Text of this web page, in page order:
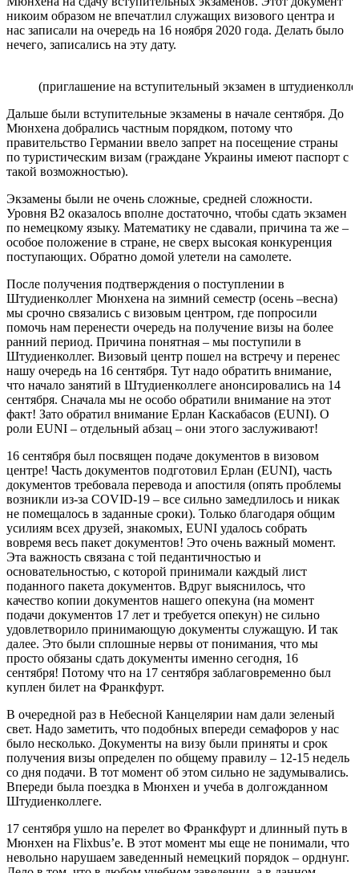
никоим образом не впечатлил служащих визового центра и
нас записали на очередь на 16 ноября 2020 года. Делать было
нечего, записались на эту дату.
(приглашение на вступительный экзамен в
Дальше были вступительные экзамены в начале сентября. До
Мюнхена добрались частным порядком, потому что
правительство Германии ввело запрет на посещение страны
по туристическим визам (граждане Украины имеют паспорт с
такой возможностью).
Экзамены были не очень сложные, средней сложности.
Уровня B2 оказалось вполне достаточно, чтобы сдать экзамен
по немецкому языку. Математику не сдавали, причина та же –
особое положение в стране, не сверх высокая конкуренция
поступающих. Обратно домой улетели на самолете.
После получения подтверждения о поступлении в
Штудиенколлег Мюнхена на зимний семестр (осень –весна)
мы срочно связались с визовым центром, где попросили
помочь нам перенести очередь на получение визы на более
ранний период. Причина понятная – мы поступили в
Штудиенколлег. Визовый центр пошел на встречу и перенес
нашу очередь на 16 сентября. Тут надо обратить внимание,
что начало занятий в Штудиенколлеге анонсировались на 14
сентября. Сначала мы не особо обратили внимание на этот
факт! Зато обратил внимание Ерлан Каскабасов (EUNI). О
роли EUNI – отдельный абзац – они этого заслуживают!
16 сентября был посвящен подаче документов в визовом
центре! Часть документов подготовил Ерлан (EUNI), часть
документов требовала перевода и апостиля (опять проблемы
возникли из-за COVID-19 – все сильно замедлилось и никак
не помещалось в заданные сроки). Только благодаря общим
усилиям всех друзей, знакомых, EUNI удалось собрать
вовремя весь пакет документов! Это очень важный момент.
Эта важность связана с той педантичностью и
основательностью, с которой принимали каждый лист
поданного пакета документов. Вдруг выяснилось, что
качество копии документов нашего опекуна (на момент
подачи документов 17 лет и требуется опекун) не сильно
удовлетворило принимающую документы служащую. И так
далее. Это были сплошные нервы от понимания, что мы
просто обязаны сдать документы именно сегодня, 16
сентября! Потому что на 17 сентября заблаговременно был
куплен билет на Франкфурт.
В очередной раз в Небесной Канцелярии нам дали зеленый
свет. Надо заметить, что подобных впереди семафоров у нас
было несколько. Документы на визу были приняты и срок
получения визы определен по общему правилу – 12-15 недель
со дня подачи. В тот момент об этом сильно не задумывались.
Впереди была поездка в Мюнхен и учеба в долгожданном
Штудиенколлеге.
17 сентября ушло на перелет во Франкфурт и длинный путь в
Мюнхен на Flixbus’е. В этот момент мы еще не понимали, что
невольно нарушаем заведенный немецкий порядок – орднунг.